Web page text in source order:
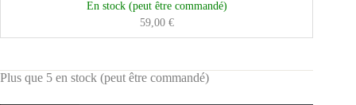
En stock (peut être commandé)
59,00 €
Plus que 5 en stock (peut être commandé)